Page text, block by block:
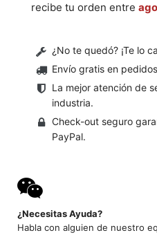
recibe tu orden entre
¿No te quedó? ¡Te lo
Envío gratis en
La mejor atención de
industria.
Check-out seguro
PayPal.
¿Necesitas Ayuda?
Habla con alguien de nuestro